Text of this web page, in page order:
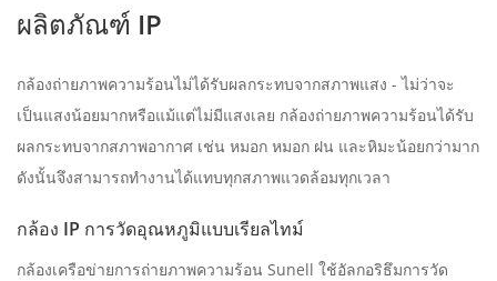
ผลิตภัณฑ์ IP
กล้องถ่ายภาพความร้อนไม่ได้รับผลกระทบจากสภาพแสง - ไม่ว่าจะ
เป็นแสงน้อยมากหรือแม้แต่ไม่มีแสงเลย กล้องถ่ายภาพความร้อนได้รับ
ผลกระทบจากสภาพอากาศ เช่น หมอก หมอก ฝน และหิมะน้อยกว่ามาก
ดังนั้นจึงสามารถทํางานได้แทบทุกสภาพแวดล้อมทุกเวลา
กล้อง IP การวัดอุณหภูมิแบบเรียลไทม์
กล้องเครือข่ายการถ่ายภาพความร้อน Sunell ใช้อัลกอริธึมการวัด